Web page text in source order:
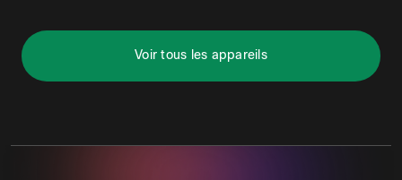
Voir tous les appareils